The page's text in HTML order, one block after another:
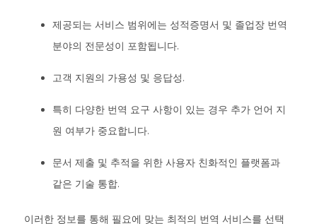
제공되는 서비스 범위에는 성적증명서 및 졸업장 번역
분야의 전문성이 포함됩니다.
고객 지원의 가용성 및 응답성.
특히 다양한 번역 요구 사항이 있는 경우 추가 언어 지
원 여부가 중요합니다.
문서 제출 및 추적을 위한 사용자 친화적인 플랫폼과
같은 기술 통합.
이러한 정보를 통해 필요에 맞는 최적의 번역 서비스를 선택